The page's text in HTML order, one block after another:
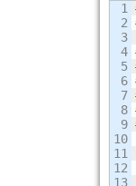
1
2
3
4
5
6
7
8
9
10
11
12
13